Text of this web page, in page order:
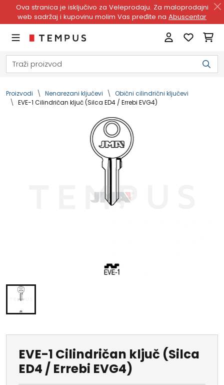
Ova stranica je isključivo za Veleprodaju. Za maloprodajni
web sadržaj i kupovinu molim Vas pređite na Abuscentar
Proizvodi Nenarezani ključevi
Obični cilindrični ključevi
EVE-1 Cilindričan ključ (Silca ED4 / Errebi EVG4)
EVE-1 Cilindričan ključ (Silca
ED4 / Errebi EVG4)